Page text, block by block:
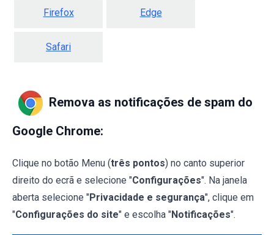
Firefox Edge
Safari
Remova as notificações de spam do
Google Chrome:
Clique no botão Menu (três pontos) no canto superior
direito do ecrã e selecione "Configurações". Na janela
aberta selecione "Privacidade e segurança", clique em
"Configurações do site" e escolha "Notificações".